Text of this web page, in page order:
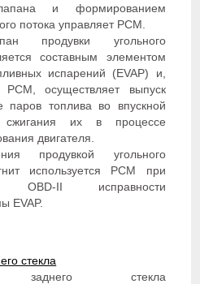
и формированием
потока управляет РСМ.
продувки угольного
составным элементом
испарений (EVAP) и,
осуществляет выпуск
паров топлива во впускной
их в процессе
двигателя.
продувкой угольного
используется РСМ при
OBD-II исправности
EVAP.
стекла
заднего стекла